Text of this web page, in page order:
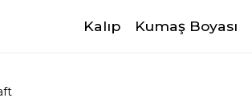
Kalıp Kumaş Boyası